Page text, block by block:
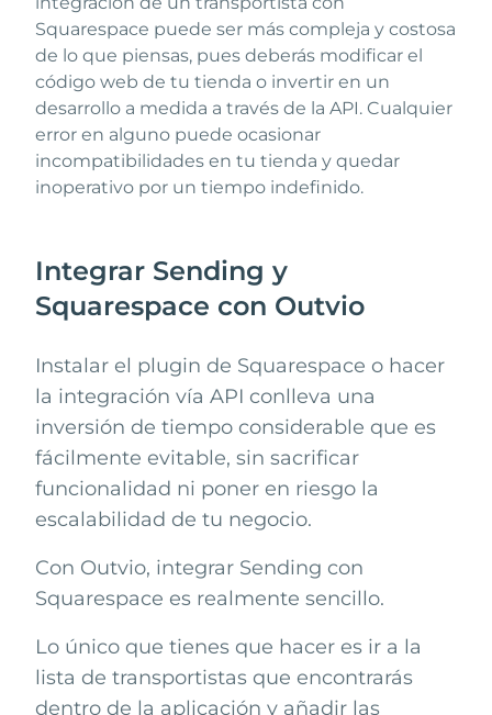
Squarespace puede ser más compleja y costosa
de lo que piensas, pues deberás modificar el
código web de tu tienda o invertir en un
desarrollo a medida a través de la API. Cualquier
error en alguno puede ocasionar
incompatibilidades en tu tienda y quedar
inoperativo por un tiempo indefinido.
Integrar Sending y
Squarespace con Outvio
Instalar el plugin de Squarespace o hacer
la integración vía API conlleva una
inversión de tiempo considerable que es
fácilmente evitable, sin sacrificar
funcionalidad ni poner en riesgo la
escalabilidad de tu negocio.
Con Outvio, integrar Sending con
Squarespace es realmente sencillo.
Lo único que tienes que hacer es ir a la
lista de transportistas que encontrarás
dentro de la aplicación y añadir las